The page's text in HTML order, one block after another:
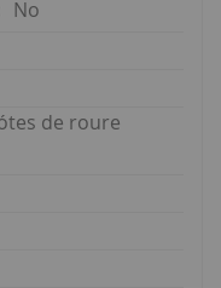
No
de roure